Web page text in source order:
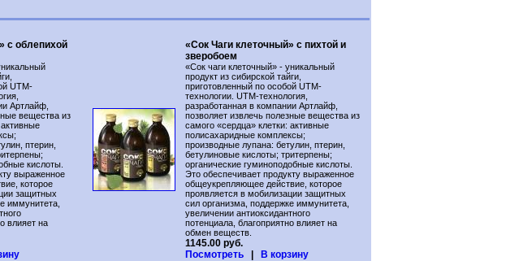
с облепихой
UTM-
Артлайф,
вещества из
птерин,
кислоты.
выраженное
которое
защитных
иммунитета,
влияет на
«Сок Чаги клеточный» с пихтой и
зверобоем
«Сок чаги клеточный» - уникальный
продукт из сибирской тайги,
приготовленный по особой UTM-
технологии. UTM-технология,
разработанная в компании Артлайф,
позволяет извлечь полезные вещества из
самого «сердца» клетки: активные
полисахаридные комплексы;
производные лупана: бетулин, птерин,
бетулиновые кислоты; тритерпены;
органические гуминоподобные кислоты.
Это обеспечивает продукту выраженное
общеукрепляющее действие, которое
проявляется в мобилизации защитных
сил организма, поддержке иммунитета,
увеличении антиоксидантного
потенциала, благоприятно влияет на
обмен веществ.
1145.00 руб.
Посмотреть
В корзину